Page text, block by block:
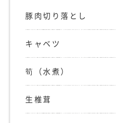
豚肉切り落とし
キャベツ
筍（水煮）
生椎茸